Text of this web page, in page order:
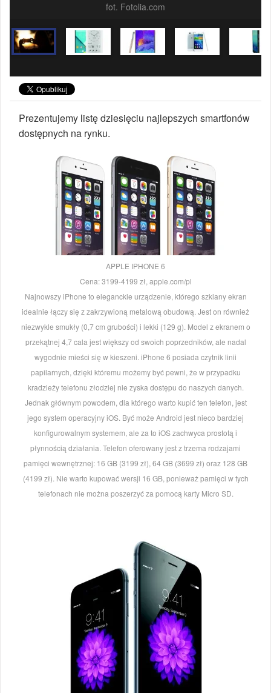
fot. Fotolia.com
Prezentujemy listę dziesięciu najlepszych smartfonów
dostępnych na rynku.
APPLE IPHONE 6
Cena: 3199-4199 zł, apple.com/pl
Najnowszy iPhone to eleganckie urządzenie, którego szklany ekran
idealnie łączy się z zakrzywioną metalową obudową. Jest on również
niezwykle smukły (0,7 cm grubości) i lekki (129 g). Model z ekranem o
przekątnej 4,7 cala jest większy od swoich poprzedników, ale nadal
wygodnie mieści się w kieszeni. iPhone 6 posiada czytnik linii
papilarnych, dzięki któremu możemy być pewni, że w przypadku
kradzieży telefonu złodziej nie zyska dostępu do naszych danych.
Jednak głównym powodem, dla którego warto kupić ten telefon, jest
jego system operacyjny iOS. Być może Android jest nieco bardziej
konfigurowalnym systemem, ale za to iOS zachwyca prostotą i
płynnością działania. Telefon oferowany jest z trzema rodzajami
pamięci wewnętrznej: 16 GB (3199 zł), 64 GB (3699 zł) oraz 128 GB
(4199 zł). Nie warto kupować wersji 16 GB, ponieważ pamięci w tych
telefonach nie można poszerzyć za pomocą karty Micro SD.